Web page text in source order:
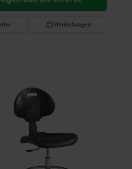
Winkelwagen